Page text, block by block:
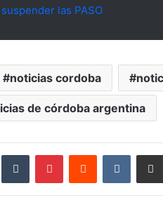
las PASO
noticias cordoba
de córdoba argentina
Tumblr PinterestReddit